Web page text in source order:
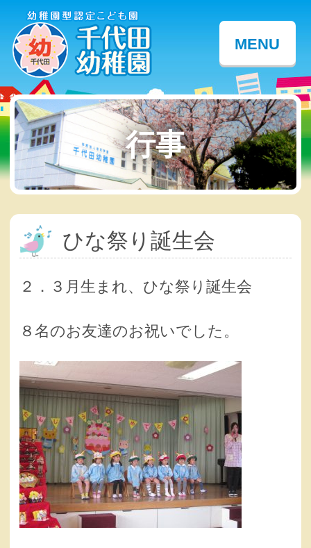
MENU
行事
ひな祭り誕生会
２．３月生まれ、ひな祭り誕生会
８名のお友達のお祝いでした。